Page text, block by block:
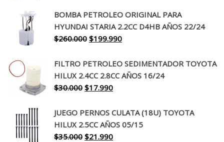
original
era:
$650.000.
actual
es:
$519.990.
BOMBA PETROLEO ORIGINAL PARA
HYUNDAI STARIA 2.2CC D4HB AÑOS 22/24
$260.000 El
original
era:
$260.000.
$199.990El
actual
es:
FILTRO PETROLEO SEDIMENTADOR TOYOTA
HILUX 2.4CC 2.8CC AÑOS 16/24
$30.000 El
original
era:
$30.000.
$17.990El
actual
es:
$17.990.
JUEGO PERNOS CULATA (18U) TOYOTA
HILUX 2.5CC AÑOS 05/15
$35.000 El
$21.990El